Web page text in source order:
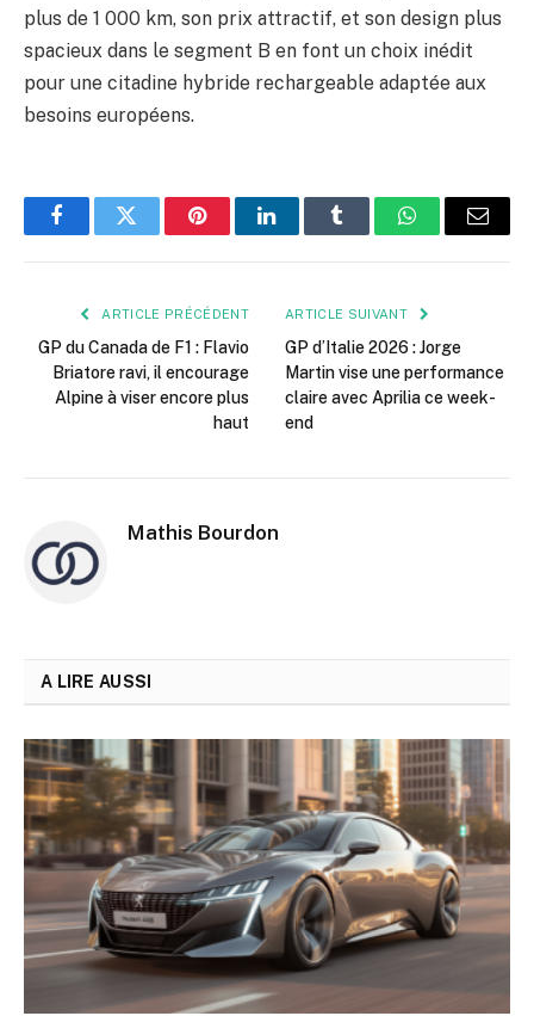
plus de 1 000 km, son prix attractif, et son design plus
spacieux dans le segment B en font un choix inédit
pour une citadine hybride rechargeable adaptée aux
besoins européens.
FacebookTwitter PinterestLinkedInTumblr WhatsApp
E-
ARTICLE PRÉCÉDENT
GP du Canada de F1 : Flavio
Briatore ravi, il encourage
Alpine à viser encore plus
haut
ARTICLE SUIVANT
GP d’Italie 2026 : Jorge
Martin vise une performance
claire avec Aprilia ce week-
end
Mathis Bourdon
A LIRE AUSSI